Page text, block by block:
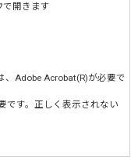
で開きます
、Adobe Acrobat(R)が必要で
です。正しく表示されない